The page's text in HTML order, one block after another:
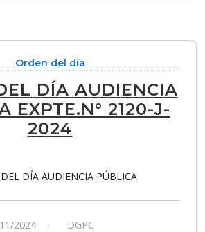
Orden del día
DÍA AUDIENCIA
EXPTE.N° 2120-J-
2024
DÍA AUDIENCIA PÚBLICA
2024
DGPC